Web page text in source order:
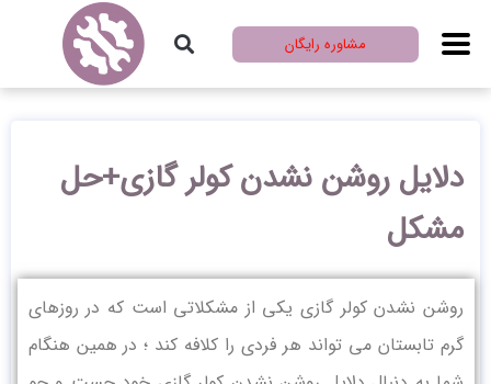
مشاوره رایگان
دلایل روشن نشدن کولر گازی+حل
مشکل
روشن نشدن کولر گازی یکی از مشکلاتی است که در روزهای
گرم تابستان می تواند هر فردی را کلافه کند ؛ در همین هنگام